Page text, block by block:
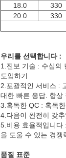
18.0
330
20.0
330
우리를 선택합니다 :
1.진보 기술 : 수십의
도입하기.
2.포괄적인 서비스 :
대한 빠른 응답. 항상
3.혹독한 QC : 혹독
4.다음이 완전히 갖
5.비용 효율적입니다
을 도울 수 있는 경쟁
품질 표준